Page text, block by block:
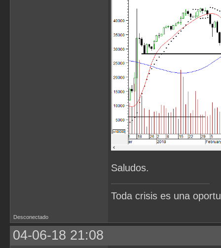
Saludos.
Toda crisis es una
Desconectado
04-06-18 21:08